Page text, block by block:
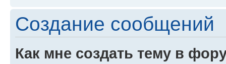
Создание сообщений
Как мне создать тему в